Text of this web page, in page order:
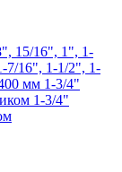
15/16", 1", 1-
7/16", 1-1/2", 1-
мм 1-3/4"
1-3/4"